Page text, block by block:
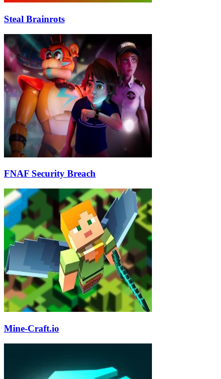
Steal Brainrots
FNAF Security Breach
Mine-Craft.io